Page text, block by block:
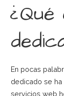
En pocas
dedicado se
servicios web